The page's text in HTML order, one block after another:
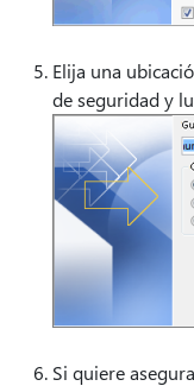
Elija una
de seguridad y
Si quiere